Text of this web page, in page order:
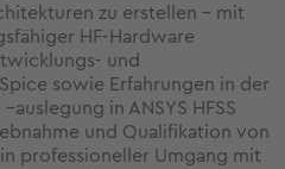
zu erstellen – mit
HF-Hardware
und
sowie Erfahrungen in der
in ANSYS HFSS
und Qualifikation von
professioneller Umgang mit